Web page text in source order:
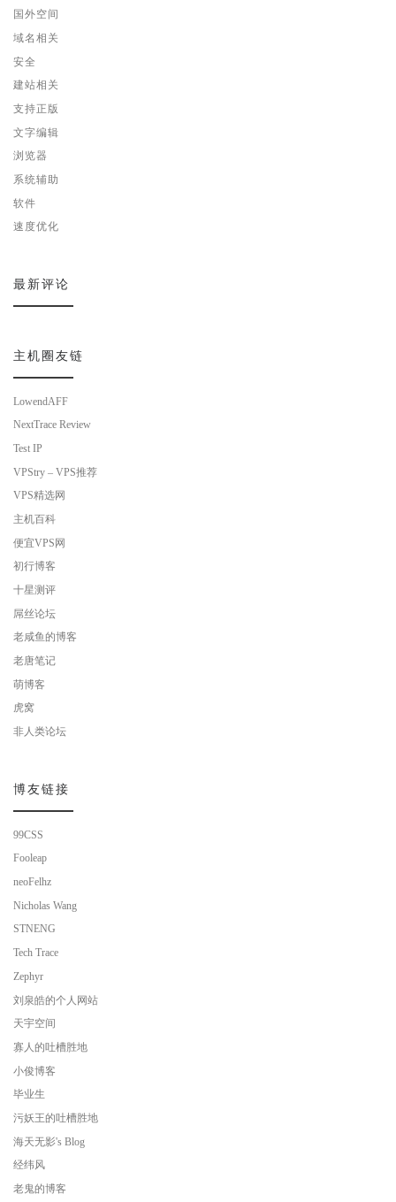
国外空间
域名相关
安全
建站相关
支持正版
文字编辑
浏览器
系统辅助
软件
速度优化
最新评论
主机圈友链
LowendAFF
NextTrace Review
Test IP
VPStry – VPS推荐
VPS精选网
主机百科
便宜VPS网
初行博客
十星测评
屌丝论坛
老咸鱼的博客
老唐笔记
萌博客
虎窝
非人类论坛
博友链接
99CSS
Fooleap
neoFelhz
Nicholas Wang
STNENG
Tech Trace
Zephyr
刘泉皓的个人网站
天宇空间
寡人的吐槽胜地
小俊博客
毕业生
污妖王的吐槽胜地
海天无影's Blog
经纬风
老鬼的博客